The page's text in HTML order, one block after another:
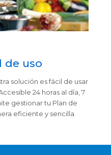
de uso
solución es fácil de usar
24 horas al día, 7
gestionar tu Plan de
eficiente y sencilla.